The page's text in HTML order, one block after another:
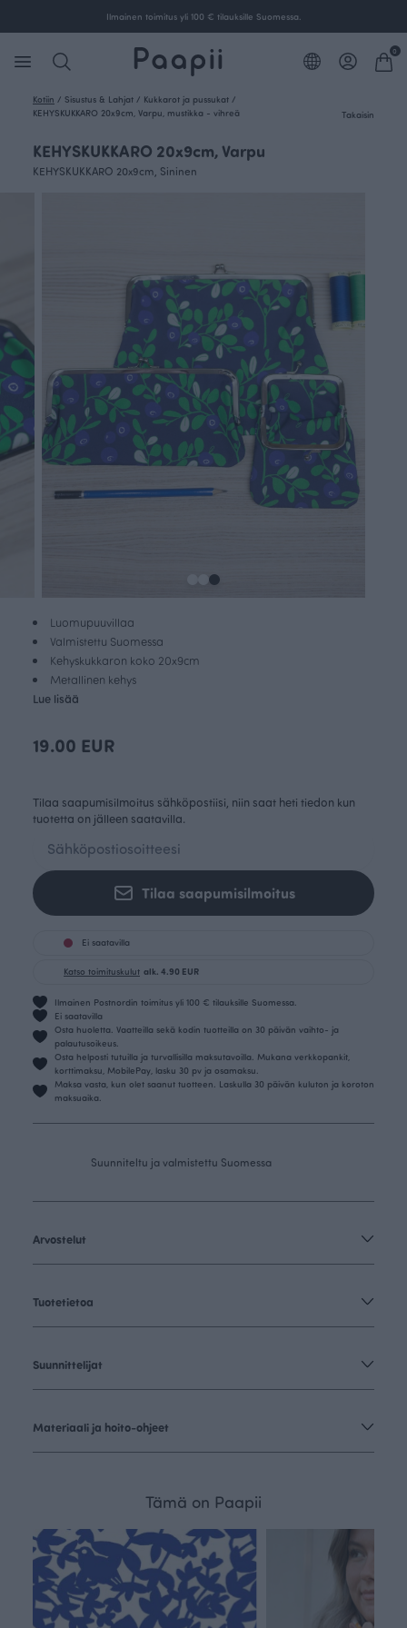
Ilmainen toimitus yli 100 € tilauksille Suomessa.
0
Kotiin / Sisustus & Lahjat / Kukkarot ja pussukat /
KEHYSKUKKARO 20x9cm, Varpu, mustikka - vihreä
Takaisin
KEHYSKUKKARO 20x9cm, Varpu
KEHYSKUKKARO 20x9cm, Sininen
Luomupuuvillaa
Valmistettu Suomessa
Kehyskukkaron koko 20x9cm
Metallinen kehys
Lue lisää
19.00 EUR
Tilaa saapumisilmoitus sähköpostiisi, niin saat heti tiedon kun
tuotetta on jälleen saatavilla.
Tilaa saapumisilmoitus
Ei saatavilla
Katso toimituskulut alk. 4.90 EUR
Ilmainen Postnordin toimitus yli 100 € tilauksille Suomessa.
Ei saatavilla
Osta huoletta. Vaatteilla sekä kodin tuotteilla on 30 päivän vaihto- ja
palautusoikeus.
Osta helposti tutuilla ja turvallisilla maksutavoilla. Mukana verkkopankit,
korttimaksu, MobilePay, lasku 30 pv ja osamaksu.
Maksa vasta, kun olet saanut tuotteen. Laskulla 30 päivän kuluton ja koroton
maksuaika.
Suunniteltu ja valmistettu Suomessa
Arvostelut
Tuotetietoa
Suunnittelijat
Materiaali ja hoito-ohjeet
Tämä on Paapii